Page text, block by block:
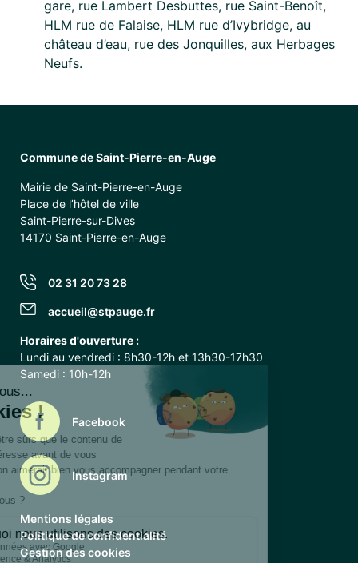
gare, rue Lambert Desbuttes, rue Saint-Benoît,
HLM rue de Falaise, HLM rue d’Ivybridge, au
château d’eau, rue des Jonquilles, aux Herbages
Neufs.
Commune de Saint-Pierre-en-Auge
Mairie de Saint-Pierre-en-Auge
Place de l’hôtel de ville
Saint-Pierre-sur-Dives
14170 Saint-Pierre-en-Auge
02 31 20 73 28
accueil@stpauge.fr
Horaires d'ouverture :
Lundi au vendredi : 8h30-12h et 13h30-17h30
Samedi : 10h-12h
Facebook
Instagram
Mentions légales
Politique de confidentialité
Gestion des cookies